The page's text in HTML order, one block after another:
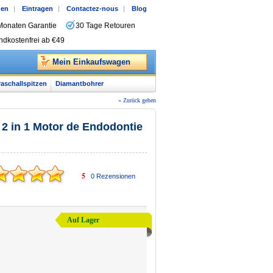
| Eintragen | Contactez-nous | Blog
Garantie
30 Tage Retouren
ab €49
Mein Einkaufswagen
Diamantbohrer
« Zurück gehen
in 1 Motor de Endodontie
5 0Rezensionen
Auf Lager